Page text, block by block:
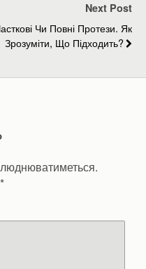
Next Post
Чи Повні Протези. Як
Зрозуміти, Що Підходить?
*